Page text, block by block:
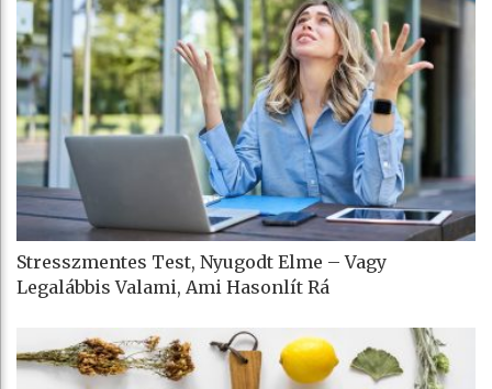
Stresszmentes Test, Nyugodt Elme – Vagy
Legalábbis Valami, Ami Hasonlít Rá